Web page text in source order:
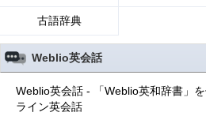
古語辞典
Weblio英会話
Weblio英会話 - 「Weblio英和辞書」
ライン英会話